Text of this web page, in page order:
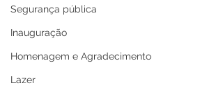
Segurança pública
Inauguração
Homenagem e Agradecimento
Lazer